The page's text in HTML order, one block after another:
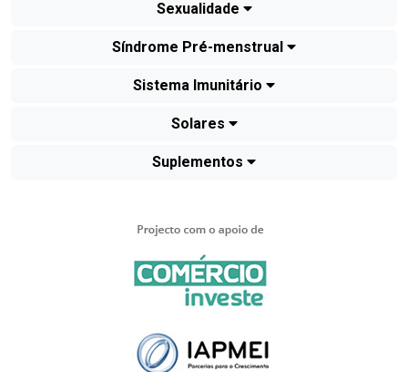
Sexualidade
Síndrome Pré-menstrual
Sistema Imunitário
Solares
Suplementos